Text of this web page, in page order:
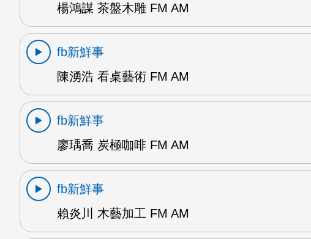
楊鴻謀 茶盤木雕 FM AM
fb新鮮事
陳湧浩 看桌藝術 FM AM
fb新鮮事
廖瑀喬 炭極咖啡 FM AM
fb新鮮事
賴炎川 木藝加工 FM AM